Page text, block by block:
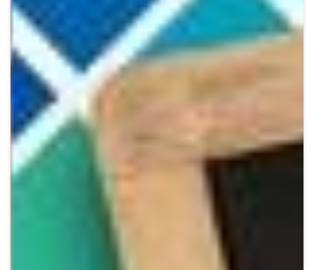
BROKERI
Crypto
Digital payments
Sustainability